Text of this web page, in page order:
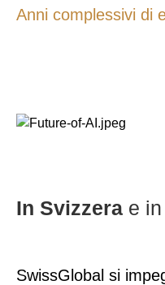
Anni complessivi di
In Svizzera e
SwissGlobal si